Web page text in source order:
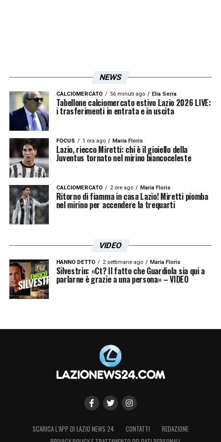
Anche quando vendono poi riescono sempre
a fare meglio. Quindi la Lazio deve fare un
grosso lavoro per recuperare il terreno
perso», conclude così uno speranzoso
Ambrogi.
LA PLAYLIST DELLE NOSTRE TOP NEWS
NEWS
CALCIOMERCATO 56 minuti ago Elia Serra
Tabellone calciomercato estivo Lazio 2026 LIVE:
i trasferimenti in entrata e in uscita
FOCUS 1 ora ago Maria Floris
Lazio, riecco Miretti: chi è il gioiello della
Juventus tornato nel mirino biancoceleste
CALCIOMERCATO 2 ore ago Maria Floris
Ritorno di fiamma in casa Lazio! Miretti piomba
nel mirino per accendere la trequarti
VIDEO
HANNO DETTO 2 settimane ago Maria Floris
Silvestrin: «Ct? Il fatto che Guardiola sia qui a
parlarne è grazie a una persona» – VIDEO
SCARICA L’APP DI LAZIO NEWS 24 CONTATTI
REDAZIONE